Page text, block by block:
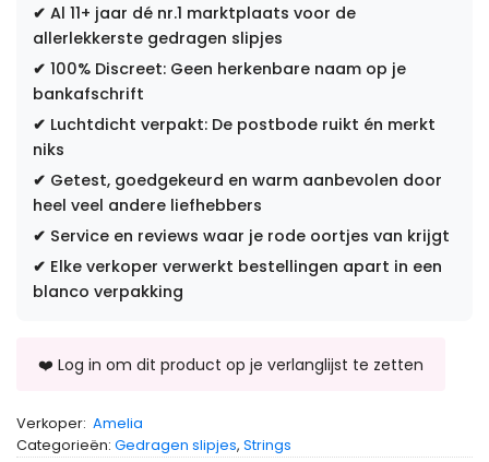
✔ Al 11+ jaar dé nr.1 marktplaats voor de
allerlekkerste gedragen slipjes
✔ 100% Discreet: Geen herkenbare naam op je
bankafschrift
✔ Luchtdicht verpakt: De postbode ruikt én merkt
niks
✔ Getest, goedgekeurd en warm aanbevolen door
heel veel andere liefhebbers
✔ Service en reviews waar je rode oortjes van krijgt
✔ Elke verkoper verwerkt bestellingen apart in een
blanco verpakking
Verkoper: Amelia
Categorieën: Gedragen slipjes, Strings